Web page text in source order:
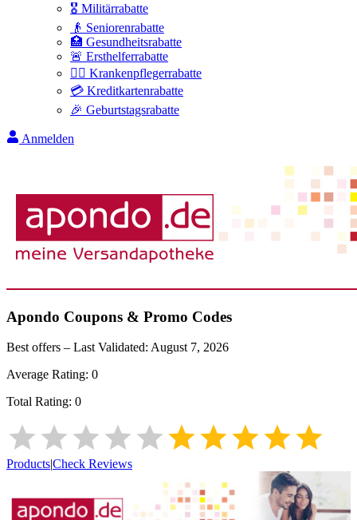
🎖️ Militärrabatte
👴 Seniorenrabatte
🏥 Gesundheitsrabatte
🚨 Ersthelferrabatte
👩‍⚕️ Krankenpflegerrabatte
💳 Kreditkartenrabatte
🎉 Geburtstagsrabatte
Anmelden
Apondo Coupons & Promo Codes
Best offers – Last Validated: August 7, 2026
Average Rating: 0
Total Rating: 0
Products|Check Reviews